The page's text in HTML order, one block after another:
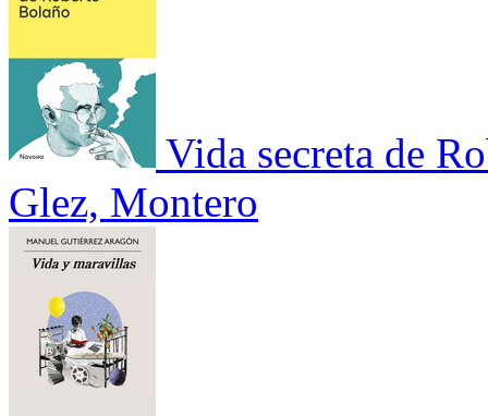
Vida secreta de
Glez, Montero